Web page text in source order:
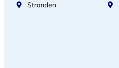
Stranden